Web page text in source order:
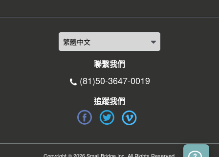
聯繫我們
(81)50-3647-0019
追蹤我們
Copyright © 2026 Small Bridge Inc. All Rights Reserved.